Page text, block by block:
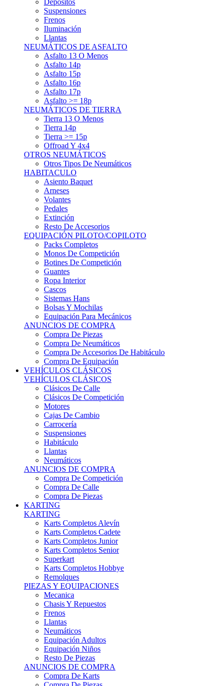
Frenos
Iluminación
Llantas
NEUMÁTICOS DE ASFALTO
Asfalto 13 O Menos
Asfalto 14p
Asfalto 15p
Asfalto 16p
Asfalto 17p
Asfalto >= 18p
NEUMÁTICOS DE TIERRA
Tierra 13 O Menos
Tierra 14p
Tierra >= 15p
Offroad Y 4x4
OTROS NEUMÁTICOS
Otros Tipos De Neumáticos
HABITACULO
Asiento Baquet
Arneses
Volantes
Pedales
Extinción
Resto De Accesorios
EQUIPACIÓN PILOTO/COPILOTO
Packs Completos
Monos De Competición
Botines De Competición
Guantes
Ropa Interior
Cascos
Sistemas Hans
Bolsas Y Mochilas
Equipación Para Mecánicos
ANUNCIOS DE COMPRA
Compra De Piezas
Compra De Neumáticos
Compra De Accesorios De Habitáculo
Compra De Equipación
VEHÍCULOS CLÁSICOS
VEHÍCULOS CLÁSICOS
Clásicos De Calle
Clásicos De Competición
Motores
Cajas De Cambio
Carrocería
Suspensiones
Habitáculo
Llantas
Neumáticos
ANUNCIOS DE COMPRA
Compra De Competición
Compra De Calle
Compra De Piezas
KARTING
KARTING
Karts Completos Alevín
Karts Completos Cadete
Karts Completos Junior
Karts Completos Senior
Superkart
Karts Completos Hobbye
Remolques
PIEZAS Y EQUIPACIONES
Mecanica
Chasis Y Repuestos
Frenos
Llantas
Neumáticos
Equipación Adultos
Equipación Niños
Resto De Piezas
ANUNCIOS DE COMPRA
Compra De Karts
Compra De Piezas
BARQUETAS, FÓRMULAS Y CM